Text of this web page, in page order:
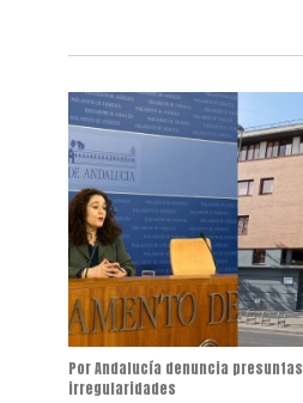
Por Andalucía denuncia presuntas
irregularidades